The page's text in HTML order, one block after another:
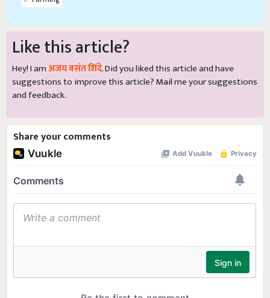
Like this article?
Hey! I amअजय वसंत शिंदे. Did you liked this article and have
suggestions to improve this article?Mailme your suggestions
and feedback.
Share your comments